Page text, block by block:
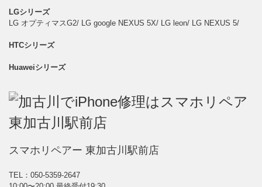
LGシリーズ
LG オプティマスG2/ LG google NEXUS 5X/ LG leon/ LG NEXUS 5/
HTCシリーズ
Huaweiシリーズ
スマホリペアー 東加古川駅前店
TEL：050-5359-2647